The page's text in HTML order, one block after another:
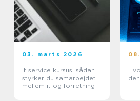
03. marts 2026
It service kursus: sådan
styrker du samarbejdet
mellem it og forretning